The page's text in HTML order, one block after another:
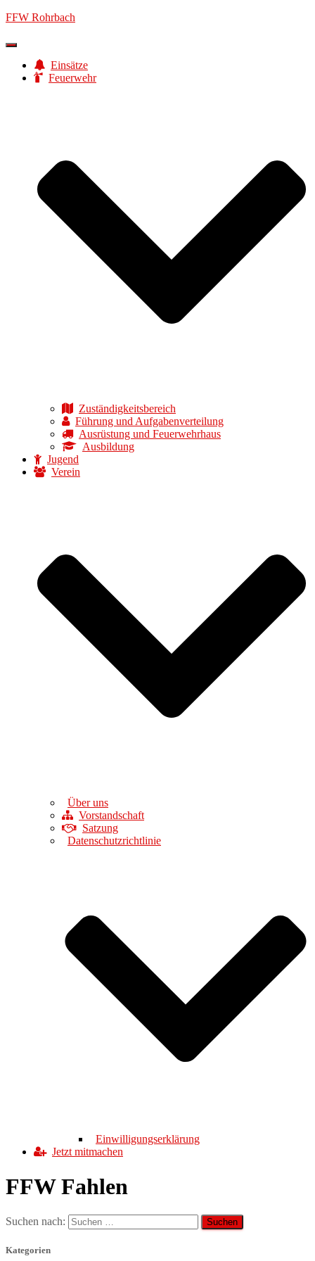
FFW Rohrbach
Navigation
umschaltenEinsätze
Feuerwehr
Zuständigkeitsbereich
Führung und Aufgabenverteilung
Ausrüstung und Feuerwehrhaus
Ausbildung
Jugend
Verein
Über uns
Vorstandschaft
Satzung
Datenschutzrichtlinie
Einwilligungserklärung
Jetzt mitmachen
FFW Fahlen
Suchen nach:
Kategorien